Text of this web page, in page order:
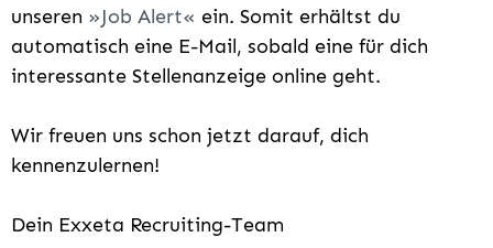
unseren
Job Alert
ein. Somit erhältst du
automatisch eine E-Mail, sobald eine für dich
interessante Stellenanzeige online geht.
Wir freuen uns schon jetzt darauf, dich
kennenzulernen!
Dein Exxeta Recruiting-Team